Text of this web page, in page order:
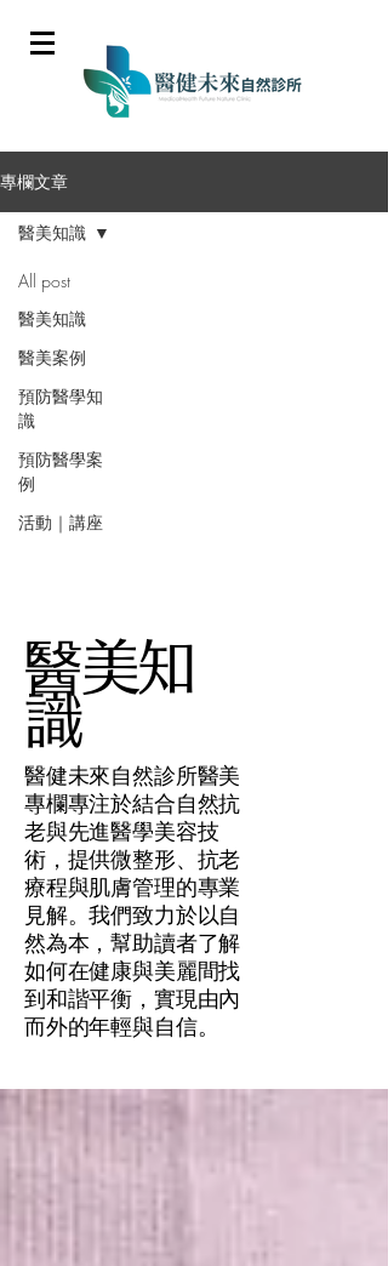
專欄文章
All post
醫美知識
醫美案例
預防醫學知
識
預防醫學案
例
活動｜講座
醫美知識
醫美知
識
醫健未來自然診所醫美
專欄專注於結合自然抗
老與先進醫學美容技
術，提供微整形、抗老
療程與肌膚管理的專業
見解。我們致力於以自
然為本，幫助讀者了解
如何在健康與美麗間找
到和諧平衡，實現由內
而外的年輕與自信。